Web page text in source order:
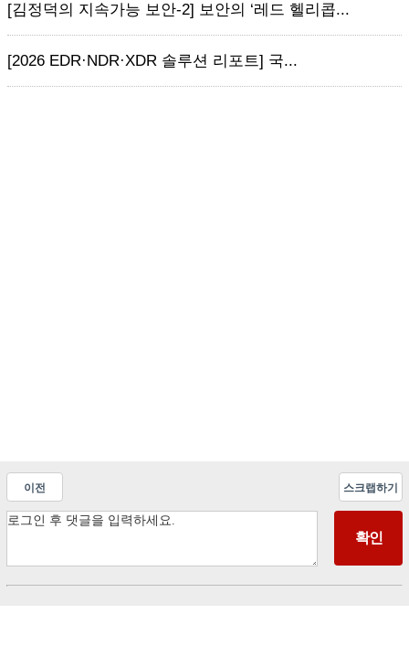
[김정덕의 지속가능 보안-2] 보안의 ‘레드 헬리콥...
[2026 EDR·NDR·XDR 솔루션 리포트] 국...
이전 스크랩하기